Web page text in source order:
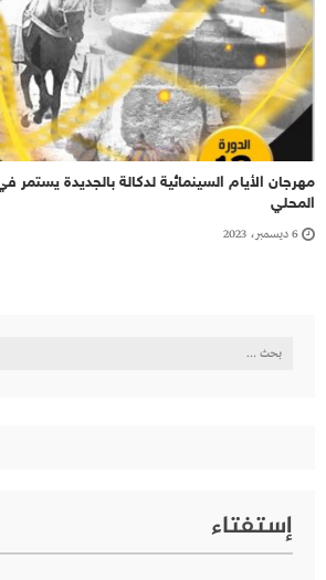
مهرجان الأيام السينمائية لدكالة بالجديدة يستمر
المحلي
6 ديسمبر، 2023
البحث
إستفتاء